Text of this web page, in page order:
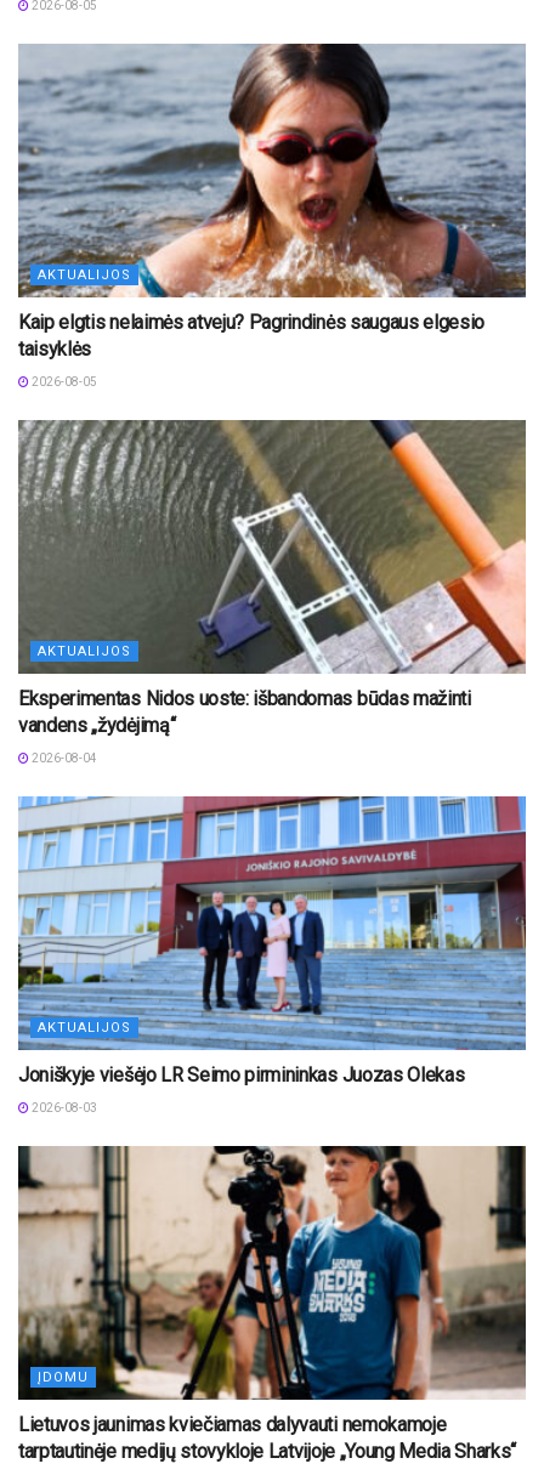
2026-08-05
AKTUALIJOS
Kaip elgtis nelaimės atveju? Pagrindinės saugaus elgesio
taisyklės
2026-08-05
AKTUALIJOS
Eksperimentas Nidos uoste: išbandomas būdas mažinti
vandens „žydėjimą“
2026-08-04
AKTUALIJOS
Joniškyje viešėjo LR Seimo pirmininkas Juozas Olekas
2026-08-03
ĮDOMU
Lietuvos jaunimas kviečiamas dalyvauti nemokamoje
tarptautinėje medijų stovykloje Latvijoje „Young Media Sharks“